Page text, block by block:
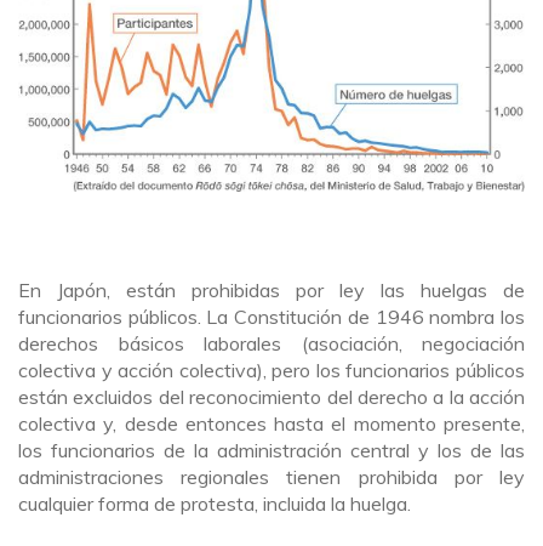
En Japón, están prohibidas por ley las huelgas de
funcionarios públicos. La Constitución de 1946 nombra los
derechos básicos laborales (asociación, negociación
colectiva y acción colectiva), pero los funcionarios públicos
están excluidos del reconocimiento del derecho a la acción
colectiva y, desde entonces hasta el momento presente,
los funcionarios de la administración central y los de las
administraciones regionales tienen prohibida por ley
cualquier forma de protesta, incluida la huelga.